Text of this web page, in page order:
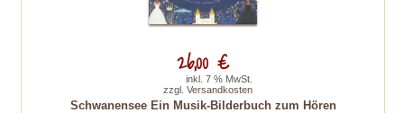
Schwanensee Ein Musik-Bilderbuch zum Hören
26,00 €
inkl. 7 % MwSt.
zzgl. Versandkosten